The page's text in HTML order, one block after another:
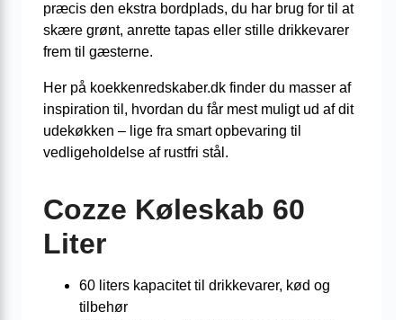
præcis den ekstra bordplads, du har brug for til at
skære grønt, anrette tapas eller stille drikkevarer
frem til gæsterne.
Her på koekkenredskaber.dk finder du masser af
inspiration til, hvordan du får mest muligt ud af dit
udekøkken – lige fra smart opbevaring til
vedligeholdelse af rustfri stål.
Cozze Køleskab 60
Liter
60 liters kapacitet til drikkevarer, kød og
tilbehør